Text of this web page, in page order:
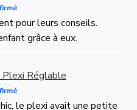
pour leurs conseils.
grâce à eux.
Plexi Réglable
le plexi avait une petite